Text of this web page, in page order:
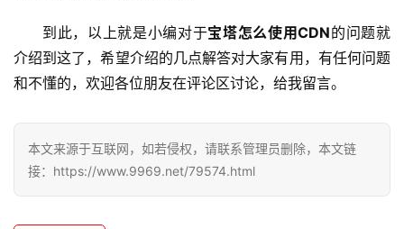
到此，以上就是小编对于宝塔怎么使用CDN的问题就
介绍到这了，希望介绍的几点解答对大家有用，有任何问题
和不懂的，欢迎各位朋友在评论区讨论，给我留言。
本文来源于互联网，如若侵权，请联系管理员删除，本文链
接：https://www.9969.net/79574.html